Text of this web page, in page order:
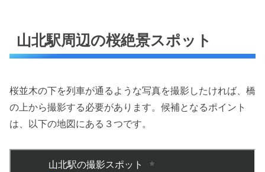
山北駅周辺の桜絶景スポット
桜並木の下を列車が通るような写真を撮影したければ、橋
の上から撮影する必要があります。候補となるポイント
は、以下の地図にある３つです。